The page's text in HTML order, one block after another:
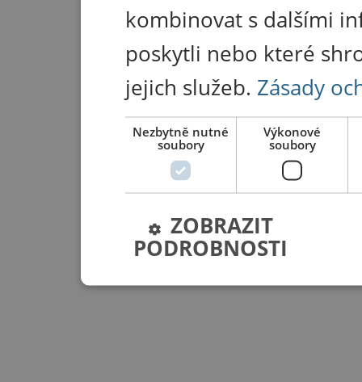
kombinovat s dalšími
poskytli nebo které
jejich služeb. Zásady
Nezbytně nutné
soubory
Výkonové
soubory
ZOBRAZIT
PODROBNOSTI